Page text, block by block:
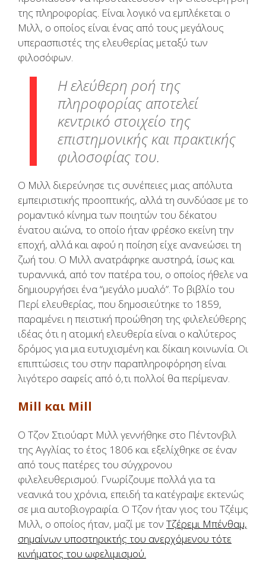
της πληροφορίας. Είναι λογικό να εμπλέκεται ο
Μιλλ, ο οποίος είναι ένας από τους μεγάλους
υπερασπιστές της ελευθερίας μεταξύ των
φιλοσόφων.
Η ελεύθερη ροή της
πληροφορίας αποτελεί
κεντρικό στοιχείο της
επιστημονικής και πρακτικής
φιλοσοφίας του.
Ο Μιλλ διερεύνησε τις συνέπειες μιας απόλυτα
εμπειριστικής προοπτικής, αλλά τη συνδύασε με το
ρομαντικό κίνημα των ποιητών του δέκατου
ένατου αιώνα, το οποίο ήταν φρέσκο εκείνη την
εποχή, αλλά και αφού η ποίηση είχε ανανεώσει τη
ζωή του. Ο Μιλλ ανατράφηκε αυστηρά, ίσως και
τυραννικά, από τον πατέρα του, ο οποίος ήθελε να
δημιουργήσει ένα “μεγάλο μυαλό”. Το βιβλίο του
Περί ελευθερίας, που δημοσιεύτηκε το 1859,
παραμένει η πειστική προώθηση της φιλελεύθερης
ιδέας ότι η ατομική ελευθερία είναι ο καλύτερος
δρόμος για μια ευτυχισμένη και δίκαιη κοινωνία. Οι
επιπτώσεις του στην παραπληροφόρηση είναι
λιγότερο σαφείς από ό,τι πολλοί θα περίμεναν.
Mill και Mill
Ο Τζον Στιούαρτ Μιλλ γεννήθηκε στο Πέντονβιλ
της Αγγλίας το έτος 1806 και εξελίχθηκε σε έναν
από τους πατέρες του σύγχρονου
φιλελευθερισμού. Γνωρίζουμε πολλά για τα
νεανικά του χρόνια, επειδή τα κατέγραψε εκτενώς
σε μια αυτοβιογραφία. Ο Τζον ήταν γιος του Τζέιμς
Μιλλ, ο οποίος ήταν, μαζί με τον Τζέρεμι Μπένθαμ,
σημαίνων υποστηρικτής του ανερχόμενου τότε
κινήματος του ωφελιμισμού.